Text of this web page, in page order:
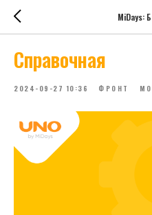
MiDays:
Справочная
2024-09-27 10:36 ФРОНТ